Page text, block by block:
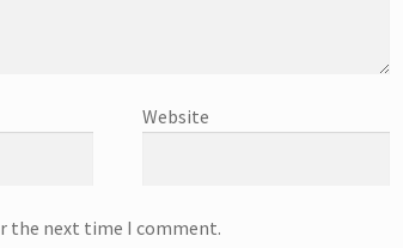
Website
the next time I comment.